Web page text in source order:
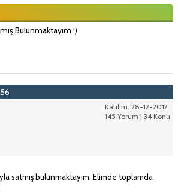
Bulunmaktayım :)
Katılım: 28-12-2017
145 Yorum | 34 Konu
satmış bulunmaktayım. Elimde toplamda